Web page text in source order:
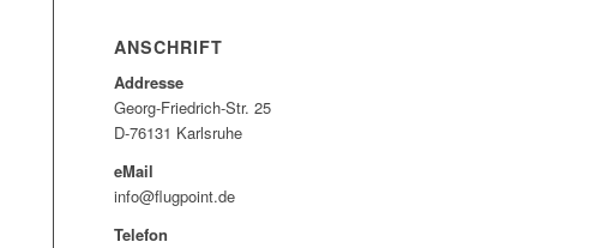
ANSCHRIFT
Addresse
Georg-Friedrich-Str. 25
D-76131 Karlsruhe
eMail
info@flugpoint.de
Telefon